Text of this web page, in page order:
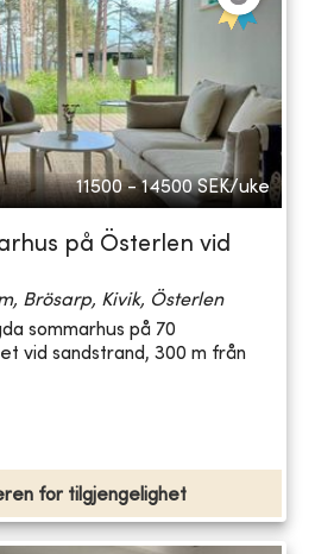
11500 - 14500 SEK/uke
på Österlen vid
Brösarp, Kivik, Österlen
sommarhus på 70
vid sandstrand, 300 m från
for tilgjengelighet